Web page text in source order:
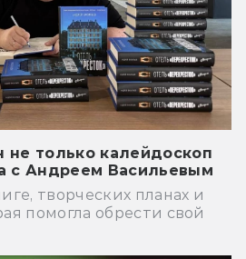
не только калейдоскоп
с Андреем Васильевым
творческих планах и
помогла обрести свой